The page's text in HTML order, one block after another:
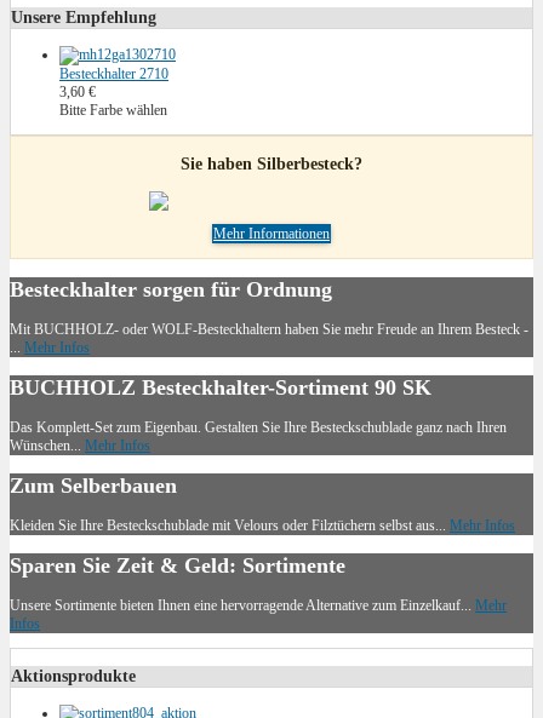
Unsere Empfehlung
Besteckhalter 2710
3,60 €
Bitte Farbe wählen
Sie haben Silberbesteck?
Mehr Informationen
Besteckhalter sorgen für Ordnung
Mit BUCHHOLZ- oder WOLF-Besteckhaltern haben Sie mehr Freude an Ihrem Besteck -
... Mehr Infos
BUCHHOLZ Besteckhalter-Sortiment 90 SK
Das Komplett-Set zum Eigenbau. Gestalten Sie Ihre Besteckschublade ganz nach Ihren
Wünschen... Mehr Infos
Zum Selberbauen
Kleiden Sie Ihre Besteckschublade mit Velours oder Filztüchern selbst aus... Mehr Infos
Sparen Sie Zeit & Geld: Sortimente
Unsere Sortimente bieten Ihnen eine hervorragende Alternative zum Einzelkauf... Mehr
Infos
Aktionsprodukte